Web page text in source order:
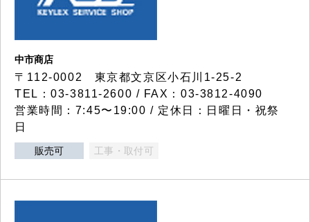
中市商店
〒112-0002 東京都文京区小石川1-25-2
TEL：03-3811-2600 / FAX：03-3812-4090
営業時間：7:45〜19:00 / 定休日：日曜日・祝祭
日
販売可 工事・取付可